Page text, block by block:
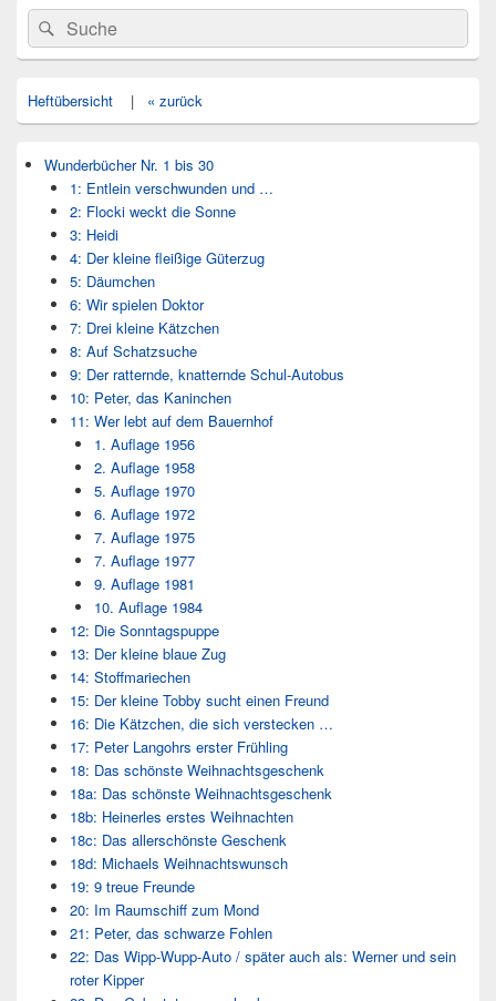
Primärer
Seitenleisten
Widget-
Bereich
Search
for:
Suche
Heftübersicht | « zurück
Wunderbücher Nr. 1 bis 30
1: Entlein verschwunden und …
2: Flocki weckt die Sonne
3: Heidi
4: Der kleine fleißige Güterzug
5: Däumchen
6: Wir spielen Doktor
7: Drei kleine Kätzchen
8: Auf Schatzsuche
9: Der ratternde, knatternde Schul-Autobus
10: Peter, das Kaninchen
11: Wer lebt auf dem Bauernhof
1. Auflage 1956
2. Auflage 1958
5. Auflage 1970
6. Auflage 1972
7. Auflage 1975
7. Auflage 1977
9. Auflage 1981
10. Auflage 1984
12: Die Sonntagspuppe
13: Der kleine blaue Zug
14: Stoffmariechen
15: Der kleine Tobby sucht einen Freund
16: Die Kätzchen, die sich verstecken …
17: Peter Langohrs erster Frühling
18: Das schönste Weihnachtsgeschenk
18a: Das schönste Weihnachtsgeschenk
18b: Heinerles erstes Weihnachten
18c: Das allerschönste Geschenk
18d: Michaels Weihnachtswunsch
19: 9 treue Freunde
20: Im Raumschiff zum Mond
21: Peter, das schwarze Fohlen
22: Das Wipp-Wupp-Auto / später auch als: Werner und sein
roter Kipper